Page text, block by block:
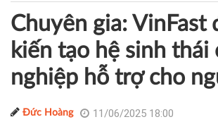
Chuyên gia: VinFast
kiến tạo hệ sinh thái
nghiệp hỗ trợ cho
Đức Hoàng 11/06/2025 18:00